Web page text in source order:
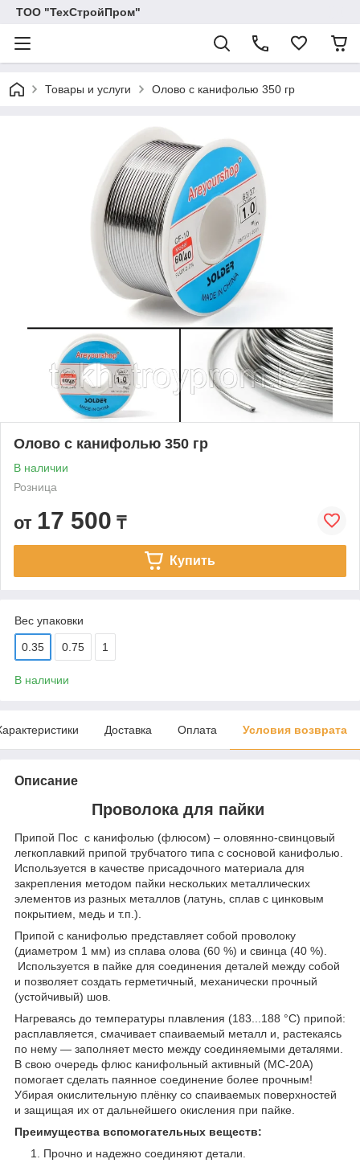
ТОО "ТехСтройПром"
Товары и услуги Олово с канифолью 350 гр
Олово с канифолью 350 гр
В наличии
Розница
от 17 500 ₸
Купить
Вес упаковки
0.35 0.75 1
В наличии
Доставка Оплата Условия возврата
Описание
Проволока для пайки
Припой Пос с канифолью (флюсом) – оловянно-свинцовый
легкоплавкий припой трубчатого типа с сосновой канифолью.
Используется в качестве присадочного материала для
закрепления методом пайки нескольких металлических
элементов из разных металлов (латунь, сплав с цинковым
покрытием, медь и т.п.).
Припой с канифолью представляет собой проволоку
(диаметром 1 мм) из сплава олова (60 %) и свинца (40 %).
Используется в пайке для соединения деталей между собой
и позволяет создать герметичный, механически прочный
(устойчивый) шов.
Нагреваясь до температуры плавления (183...188 °C) припой:
расплавляется, смачивает спаиваемый металл и, растекаясь
по нему — заполняет место между соединяемыми деталями.
В свою очередь флюс канифольный активный (MC-20A)
помогает сделать паянное соединение более прочным!
Убирая окислительную плёнку со спаиваемых поверхностей
и защищая их от дальнейшего окисления при пайке.
Преимущества вспомогательных веществ:
Прочно и надежно соединяют детали.